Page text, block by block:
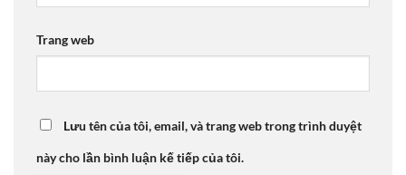
Trang web
Lưu tên của tôi, email, và trang web trong trình duyệt
này cho lần bình luận kế tiếp của tôi.